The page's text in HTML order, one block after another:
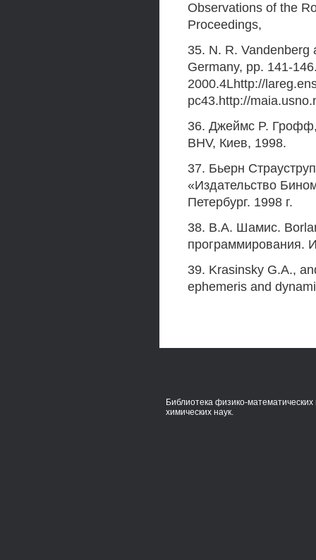
Observations of the
Proceedings,
35. N. R. Vandenberg
Germany, pp. 141-
2000.4Lhttp://
pc43.http://
36. Джеймс P.
BHV, Киев, 1998.
37. Бьерн
«Издательство
Петербург. 1998 г.
38. В.А. Шамис.
программирования.
39. Krasinsky G.A.,
ephemeris and
Библиотека физико-математических
химических наук.